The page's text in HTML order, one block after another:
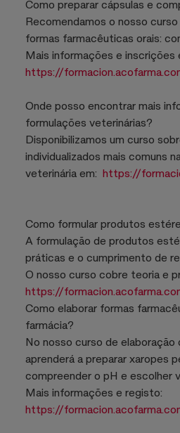
Como preparar cápsulas e
Recomendamos o nosso
formas farmacêuticas orais:
Mais informações e inscrições
https://
Onde posso encontrar mais
formulações veterinárias?
Disponibilizamos um curso
individualizados mais comuns
veterinária em: https://
Como formular produtos
A formulação de produtos
práticas e o cumprimento de
O nosso curso cobre teoria e
https://
Como elaborar formas
farmácia?
No nosso curso de elaboração
aprenderá a preparar xaropes
compreender o pH e escolher
Mais informações e registo:
https://